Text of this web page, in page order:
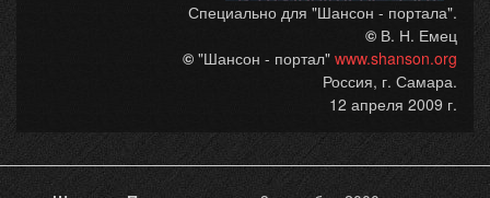
Специально для "Шансон - портала".
© В. Н. Емец
© "Шансон - портал" www.shanson.org
Россия, г. Самара.
12 апреля 2009 г.